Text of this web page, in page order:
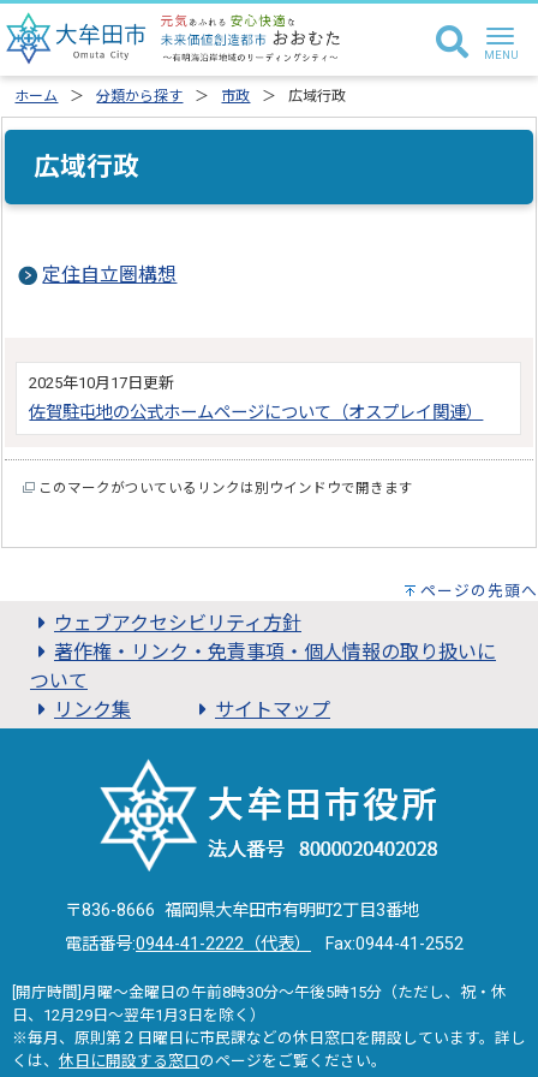
ホーム 分類から探す 市政 広域行政
広域行政
定住自立圏構想
2025年10月17日更新
佐賀駐屯地の公式ホームページについて（オスプレイ関連）
このマークがついているリンクは別ウインドウで開きます
ページの先頭へ
ウェブアクセシビリティ方針
著作権・リンク・免責事項・個人情報の取り扱いに
ついて
リンク集
サイトマップ
〒836-8666 福岡県大牟田市有明町2丁目3番地
電話番号:0944-41-2222（代表） Fax:0944-41-2552
[開庁時間]月曜～金曜日の午前8時30分～午後5時15分（ただし、祝・休
日、12月29日～翌年1月3日を除く）
※毎月、原則第２日曜日に市民課などの休日窓口を開設しています。詳し
くは、 休日に開設する窓口のページをご覧ください。